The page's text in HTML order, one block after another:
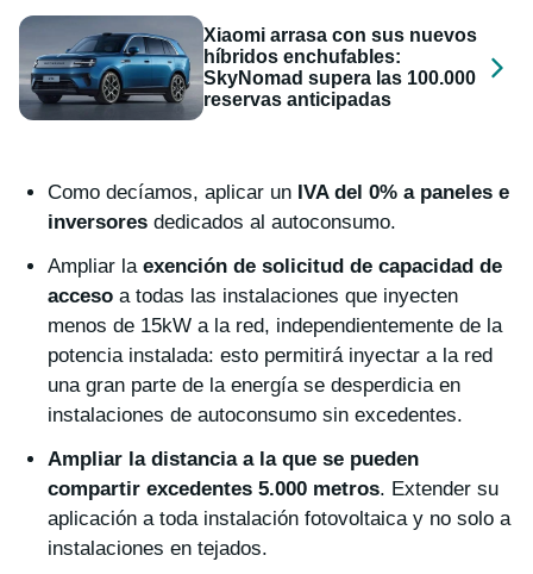
Xiaomi arrasa con sus nuevos
híbridos enchufables:
SkyNomad supera las 100.000
reservas anticipadas
Como decíamos, aplicar un IVA del 0% a paneles e
inversores dedicados al autoconsumo.
Ampliar la exención de solicitud de capacidad de
acceso a todas las instalaciones que inyecten
menos de 15kW a la red, independientemente de la
potencia instalada: esto permitirá inyectar a la red
una gran parte de la energía se desperdicia en
instalaciones de autoconsumo sin excedentes.
Ampliar la distancia a la que se pueden
compartir excedentes 5.000 metros. Extender su
aplicación a toda instalación fotovoltaica y no solo a
instalaciones en tejados.